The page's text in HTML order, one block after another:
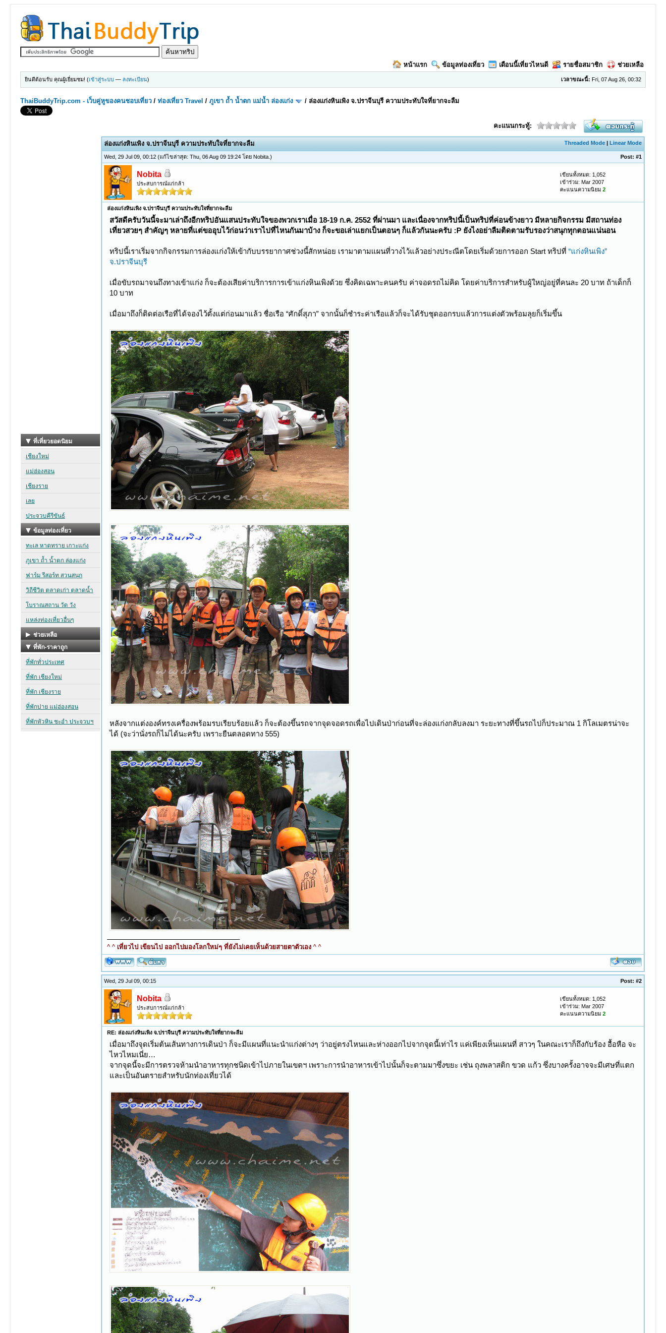
หน้าแรก ข้อมูลท่องเที่ยว เดือนนี้เที่ยวไหนดี รายชื่อสมาชิก ช่วยเหลือ
เวลาขณะนี้: Fri, 07 Aug 26, 00:32
ยินดีต้อนรับ คุณผู้เยี่ยมชม! (เข้าสู่ระบบ — ลงทะเบียน)
ThaiBuddyTrip.com - เว็บคู่หูของคนชอบเที่ยว /ท่องเที่ยว Travel /ภูเขา ถ้ำ น้ำตก แม่น้ำ ล่องแก่ง / ล่องแก่งหินเพิง จ.ปราจีนบุรี ความประทับใจที่ยากจะลืม
คะแนนกระทู้:
Threaded Mode |Linear Mode
ล่องแก่งหินเพิง จ.ปราจีนบุรี ความประทับใจที่ยากจะลืม
Wed, 29 Jul 09, 00:12(แก้ไขล่าสุด: Thu, 06 Aug 09 19:24 โดยNobita .) Post:#1
Nobita
ประสบการณ์แก่กล้า
เขียนทั้งหมด: 1,052
เข้าร่วม: Mar 2007
คะแนนความนิยม2
ล่องแก่งหินเพิง จ.ปราจีนบุรี ความประทับใจที่ยากจะลืม
สวัสดีครับวันนี้จะมาเล่าถึงอีกทริปอันแสนประทับใจของพวกเราเมื่อ 18-19 ก.ค. 2552 ที่ผ่านมา และเนื่องจากทริปนี้เป็นทริปที่ค่อนข้างยาว มีหลายกิจกรรม มีสถานท่อง
เที่ยวสวยๆ สำคัญๆ หลายที่แต่ขออุบไว้ก่อนว่าเราไปที่ไหนกันมาบ้าง ก็จะขอเล่าแยกเป็นตอนๆ ก็แล้วกันนะครับ :P ยังไงอย่าลืมติดตามรับรองว่าสนุกทุกตอนแน่นอน
ทริปนี้เราเริ่มจากกิจกรรมการล่องแก่งให้เข้ากับบรรยากาศช่วงนี้สักหน่อย เรามาตามแผนที่วางไว้แล้วอย่างประณีตโดยเริ่มด้วยการออก Start ทริปที่“แก่งหินเพิง”
จ.ปราจีนบุรี
เมื่อขับรถมาจนถึงทางเข้าแก่ง ก็จะต้องเสียค่าบริการการเข้าแก่งหินเพิงด้วย ซึ่งคิดเฉพาะคนครับ ค่าจอดรถไม่คิด โดยค่าบริการสำหรับผู้ใหญ่อยู่ที่คนละ 20 บาท ถ้าเด็กก็
10 บาท
เมื่อมาถึงก็ติดต่อเรือที่ได้จองไว้ตั้งแต่ก่อนมาแล้ว ชื่อเรือ “ศักดิ์สุภา” จากนั้นก็ชำระค่าเรือแล้วก็จะได้รับชุดออกรบแล้วการแต่งตัวพร้อมลุยก็เริ่มขึ้น
หลังจากแต่งองค์ทรงเครื่องพร้อมรบเรียบร้อยแล้ว ก็จะต้องขึ้นรถจากจุดจอดรถเพื่อไปเดินป่าก่อนที่จะล่องแก่งกลับลงมา ระยะทางที่ขึ้นรถไปก็ประมาณ 1 กิโลเมตรน่าจะ
ได้ (จะว่านั่งรถก็ไม่ได้นะครับ เพราะยืนตลอดทาง 555)
^ ^ เที่ยวไป เขียนไป ออกไปมองโลกใหม่ๆ ที่ยังไม่เคยเห็นด้วยสายตาตัวเอง ^ ^
Wed, 29 Jul 09, 00:15 Post:#2
Nobita
ประสบการณ์แก่กล้า
เขียนทั้งหมด: 1,052
เข้าร่วม: Mar 2007
คะแนนความนิยม2
RE: ล่องแก่งหินเพิง จ.ปราจีนบุรี ความประทับใจที่ยากจะลืม
เมื่อมาถึงจุดเริ่มต้นเส้นทางการเดินป่า ก็จะมีแผนที่แนะนำแก่งต่างๆ ว่าอยู่ตรงไหนและห่างออกไปจากจุดนี้เท่าไร แค่เพียงเห็นแผนที่ สาวๆ ในคณะเราก็ถึงกับร้อง อื้อหือ จะ
ไหวไหมเนี่ย…
จากจุดนี้จะมีการตรวจห้ามนำอาหารทุกชนิดเข้าไปภายในเขตฯ เพราะการนำอาหารเข้าไปนั้นก็จะตามมาซึ่งขยะ เช่น ถุงพลาสติก ขวด แก้ว ซึ่งบางครั้งอาจจะมีเศษที่แตก
และเป็นอันตรายสำหรับนักท่องเที่ยวได้